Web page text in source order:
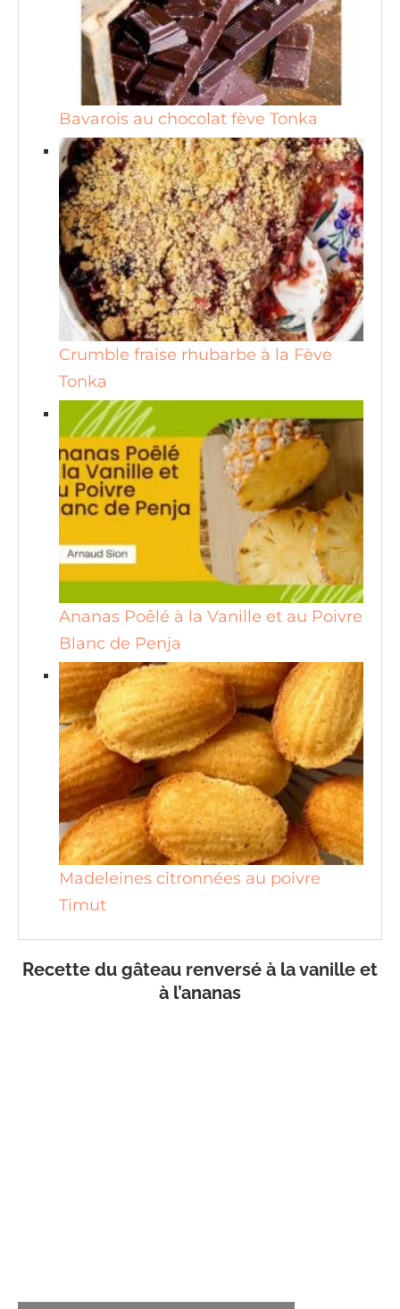
Bavarois au chocolat fève Tonka
Crumble fraise rhubarbe à la Fève
Tonka
Ananas Poêlé à la Vanille et au Poivre
Blanc de Penja
Madeleines citronnées au poivre
Timut
Recette du gâteau renversé à la vanille et
à l’ananas